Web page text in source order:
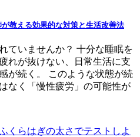
教える効果的な対策と生活改善法
ていませんか？ 十分な睡眠を
れが抜けない、日常生活に支
が続く。 このような状態が続
なく「慢性疲労」の可能性が
くらはぎの太さでテストしよ